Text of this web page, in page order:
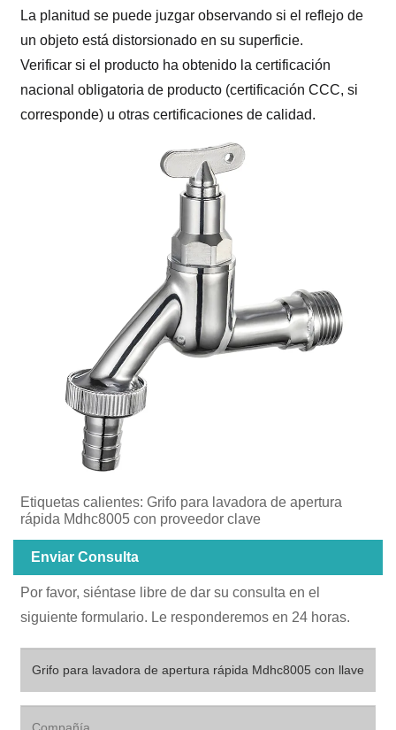
La planitud se puede juzgar observando si el reflejo de
un objeto está distorsionado en su superficie.
Verificar si el producto ha obtenido la certificación
nacional obligatoria de producto (certificación CCC, si
corresponde) u otras certificaciones de calidad.
Etiquetas calientes: Grifo para lavadora de apertura
rápida Mdhc8005 con proveedor clave
Enviar Consulta
Por favor, siéntase libre de dar su consulta en el
siguiente formulario. Le responderemos en 24 horas.